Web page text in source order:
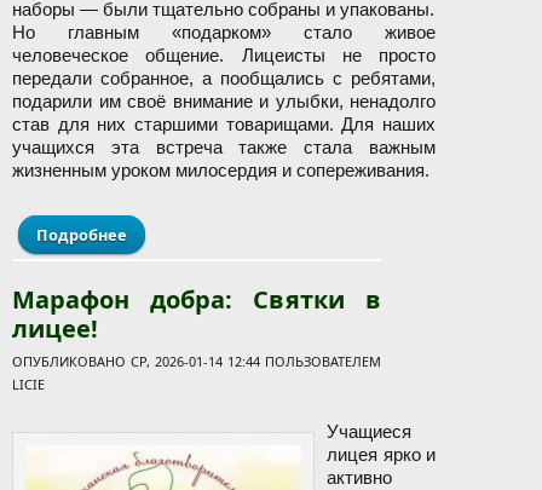
наборы — были тщательно собраны и упакованы.
Но главным «подарком» стало живое
человеческое общение. Лицеисты не просто
передали собранное, а пообщались с ребятами,
подарили им своё внимание и улыбки, ненадолго
став для них старшими товарищами. Для наших
учащихся эта встреча также стала важным
жизненным уроком милосердия и сопереживания.
Подробнее о Спешите делать добро: лицеисты доставили
подарки в три детских центра
Марафон добра: Святки в
лицее!
ОПУБЛИКОВАНО СР, 2026-01-14 12:44 ПОЛЬЗОВАТЕЛЕМ
LICIE
Учащиеся
лицея ярко и
активно